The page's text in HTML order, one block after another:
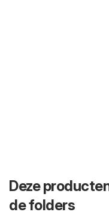
Deze
de folders